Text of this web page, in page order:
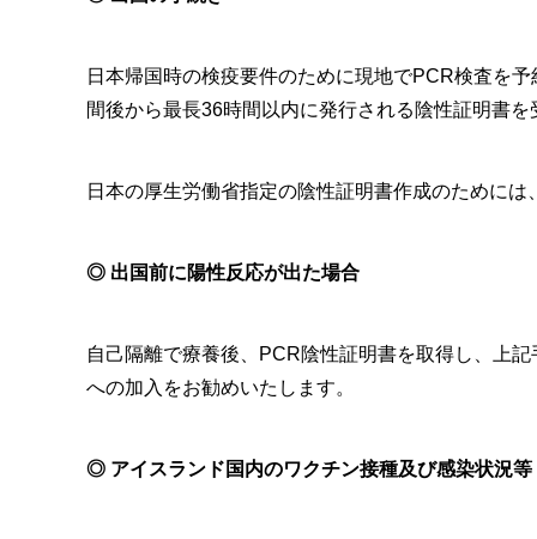
日本帰国時の検疫要件のために現地でPCR検査を
間後から最長36時間以内に発行される陰性証明書
日本の厚生労働省指定の陰性証明書作成のために
◎ 出国前に陽性反応が出た場合
自己隔離で療養後、PCR陰性証明書を取得し、上
への加入をお勧めいたします。
◎ アイスランド国内のワクチン接種及び感染状況等